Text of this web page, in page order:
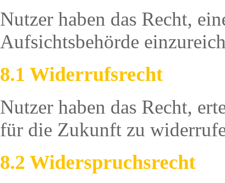
Nutzer haben das Recht,
Aufsichtsbehörde
8.1 Widerrufsrecht
Nutzer haben das Recht,
für die Zukunft zu
8.2 Widerspruchsrecht